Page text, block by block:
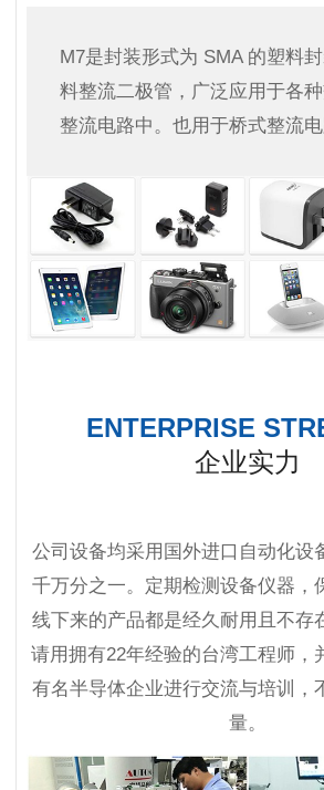
M7是封装形式为 SMA 的塑料
料整流二极管，广泛应用于各
整流电路中。也用于桥式整流电
ENTERPRISE
企业实力
公司设备均采用国外进口自动化设
千万分之一。定期检测设备仪器，
线下来的产品都是经久耐用且不存
请用拥有22年经验的台湾工程师，
有名半导体企业进行交流与培训，
量。